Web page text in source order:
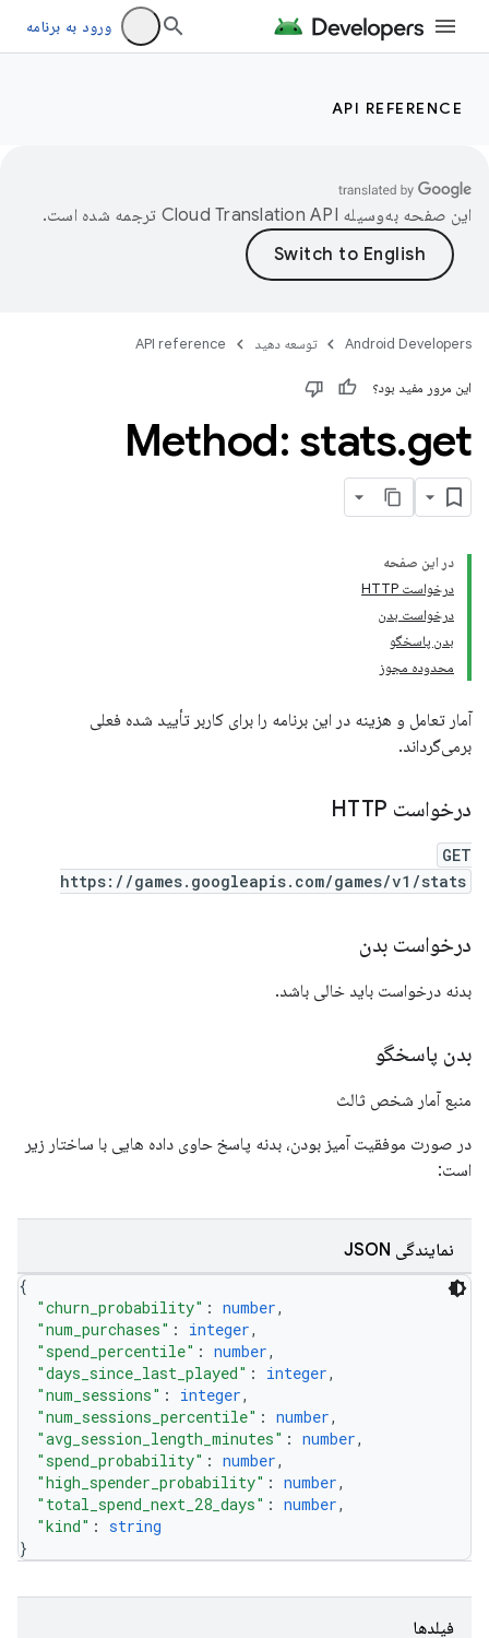
ورود به برنامه
API REFERENCE
این صفحه به‌وسیله ترجمه شده است.
Android Developers توسعه دهید API reference
این مرور مفید بود؟
Method: stats.get
در این صفحه
درخواست HTTP
درخواست بدن
بدن پاسخگو
محدوده مجوز
آمار تعامل و هزینه در این برنامه را برای کاربر تأیید شده فعلی
برمی‌گرداند.
درخواست HTTP
GET
https://games.googleapis.com/games/v1/stats
درخواست بدن
بدنه درخواست باید خالی باشد.
بدن پاسخگو
منبع آمار شخص ثالث
در صورت موفقیت آمیز بودن، بدنه پاسخ حاوی داده هایی با ساختار زیر
است:
نمایندگی JSON
{
"churn_probability" : number,
"num_purchases" : integer,
"spend_percentile" : number,
"days_since_last_played" : integer,
"num_sessions" : integer,
"num_sessions_percentile" : number,
"avg_session_length_minutes" : number,
"spend_probability" : number,
"high_spender_probability" : number,
"total_spend_next_28_days" : number,
"kind" : string
}
فیلدها